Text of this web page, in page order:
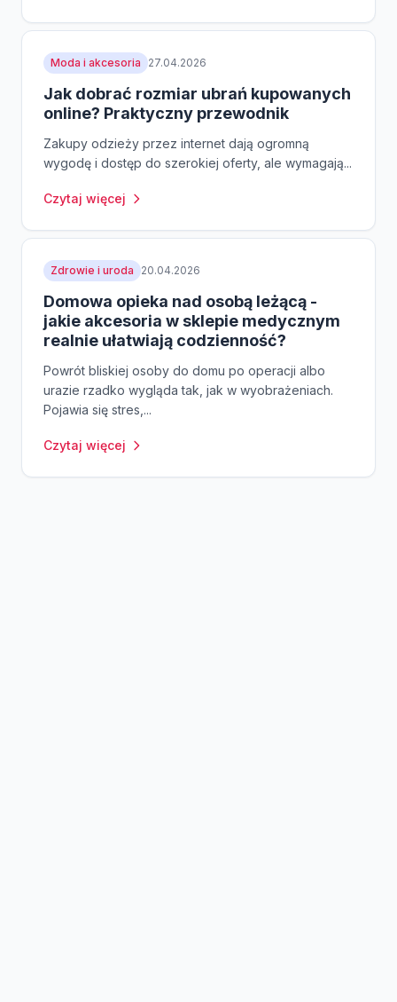
Moda i akcesoria 27.04.2026
Jak dobrać rozmiar ubrań kupowanych
online? Praktyczny przewodnik
Zakupy odzieży przez internet dają ogromną
wygodę i dostęp do szerokiej oferty, ale wymagają...
Czytaj więcej
Zdrowie i uroda 20.04.2026
Domowa opieka nad osobą leżącą -
jakie akcesoria w sklepie medycznym
realnie ułatwiają codzienność?
Powrót bliskiej osoby do domu po operacji albo
urazie rzadko wygląda tak, jak w wyobrażeniach.
Pojawia się stres,...
Czytaj więcej